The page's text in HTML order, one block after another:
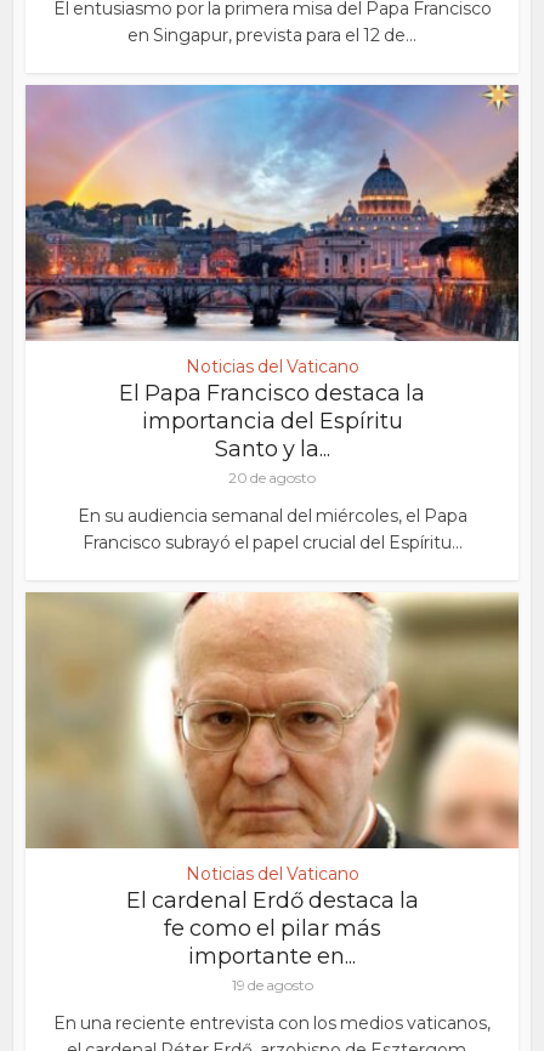
El entusiasmo por la primera misa del Papa Francisco
en Singapur, prevista para el 12 de...
Noticias del Vaticano
El Papa Francisco destaca la
importancia del Espíritu
Santo y la...
20 de agosto
En su audiencia semanal del miércoles, el Papa
Francisco subrayó el papel crucial del Espíritu...
Noticias del Vaticano
El cardenal Erdő destaca la
fe como el pilar más
importante en...
19 de agosto
En una reciente entrevista con los medios vaticanos,